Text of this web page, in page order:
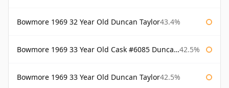
Bowmore 1969 32 Year Old Duncan Taylor43.4%
Bowmore 1969 33 Year Old Cask #6085 Duncan Taylor 42.5%
Bowmore 1969 33 Year Old Duncan Taylor42.5%